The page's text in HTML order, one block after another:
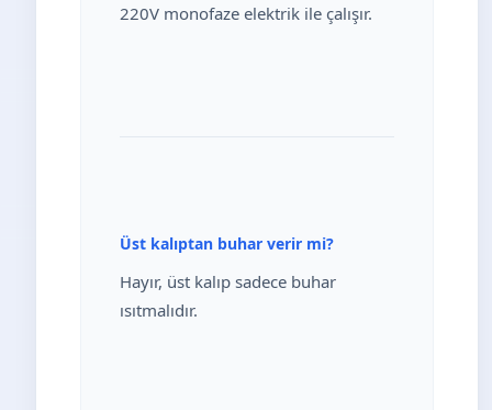
220V monofaze elektrik ile çalışır.
Üst kalıptan buhar verir mi?
Hayır, üst kalıp sadece buhar
ısıtmalıdır.